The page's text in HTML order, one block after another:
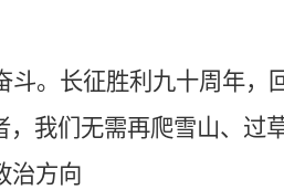
。长征胜利九十周年，
我们无需再爬雪山、过
治方向